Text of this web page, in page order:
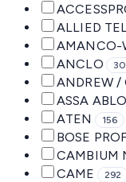
ALLIED
AMANCO-
ANCLO
ANDREW /
ASSA
ATEN 156
BOSE
CAMBIUM
CAME 292